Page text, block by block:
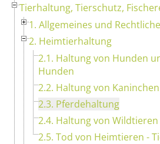
Tierhaltung, Tierschutz,
1. Allgemeines und
2. Heimtierhaltung
2.1. Haltung von Hunden
Hunden
2.2. Haltung von
2.3. Pferdehaltung
2.4. Haltung von Wildtieren
2.5. Tod von Heimtieren -